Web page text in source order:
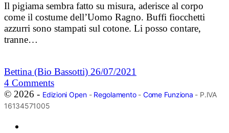
Il pigiama sembra fatto su misura, aderisce al corpo
come il costume dell’Uomo Ragno. Buffi fiocchetti
azzurri sono stampati sul cotone. Li posso contare,
tranne…
Bettina (Bio Bassotti) 26/07/2021
4 Comments
© 2026 - Edizioni Open- Regolamento- Come Funziona - P.IVA
16134571005